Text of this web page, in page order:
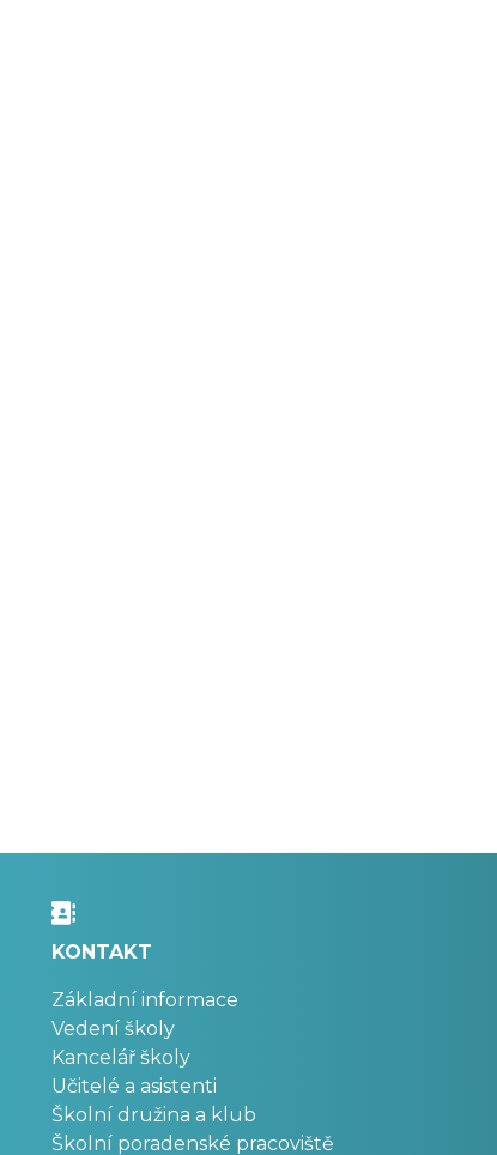
KONTAKT
Základní informace
Vedení školy
Kancelář školy
Učitelé a asistenti
Školní družina a klub
Školní poradenské pracoviště